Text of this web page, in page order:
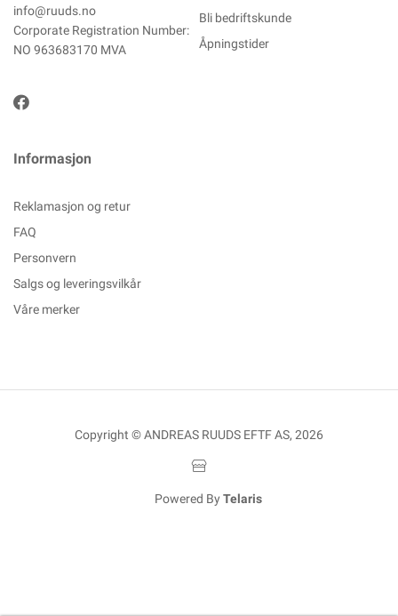
info@ruuds.no
Corporate Registration Number:
NO 963683170 MVA
Bli bedriftskunde
Åpningstider
Informasjon
Reklamasjon og retur
FAQ
Personvern
Salgs og leveringsvilkår
Våre merker
Copyright © ANDREAS RUUDS EFTF AS, 2026
Powered By Telaris